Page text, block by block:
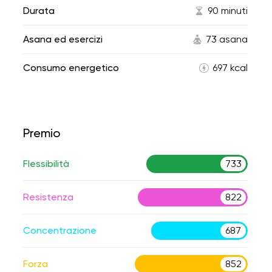
Durata 90 minuti
Asana ed esercizi 73 asana
Consumo energetico 697 kcal
Premio
Flessibilità 733
Resistenza 822
Concentrazione 687
Forza 852